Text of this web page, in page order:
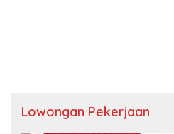
Lowongan Pekerjaan